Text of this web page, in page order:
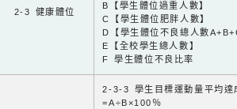
2-3 健康體位
B【學生體位過重人數】
C【學生體位肥胖人數】
D【學生體位不良總人數
E【全校學生總人數】
F 學生體位不良比率
2-3-3 學生目標運動量平均達
=A÷B×100％